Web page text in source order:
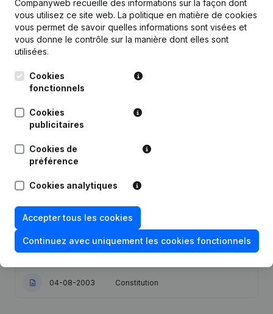
Publicationsde E-Vivendi
Date Publication
07-07-2023
Autres Modifications, …) -
Modifications, …)
23-12-2011 Siège Social
Déplacement Siège Social
Demission(s) Nomination(s)
04-08-2003 Constitution
Companyweb recueille des informations sur la façon dont
vous utilisez ce site web. La politique en matière de cookies
vous permet de savoir quelles informations sont visées et
vous donne le contrôle sur la manière dont elles sont
utilisées.
Cookies
fonctionnels
Cookies
publicitaires
Cookies de
préférence
Cookies analytiques
Accepter tous les cookies
Continuez avec uniquement les cookies fonctionnels